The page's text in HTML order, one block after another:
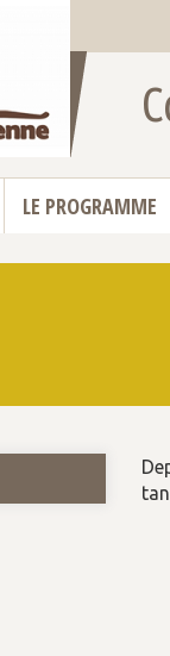
LE PROGRAMME